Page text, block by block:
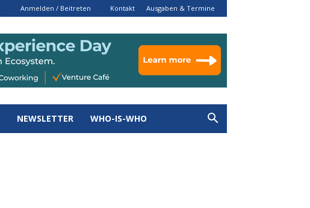
Anmelden / Beitreten Kontakt Ausgaben & Termine
NEWSLETTER WHO-IS-WHO